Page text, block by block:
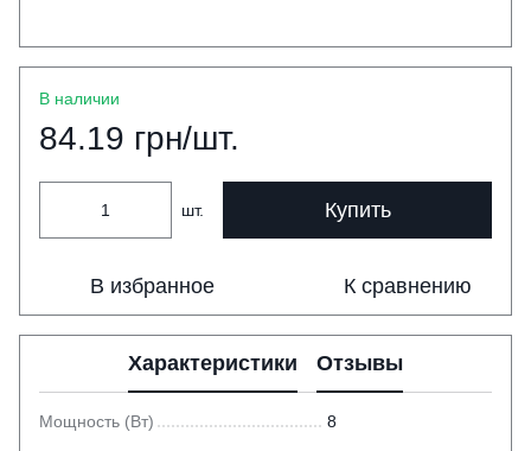
В наличии
84.19 грн/шт.
шт. Купить
В избранное К сравнению
Характеристики Отзывы
Мощность (Вт) 8